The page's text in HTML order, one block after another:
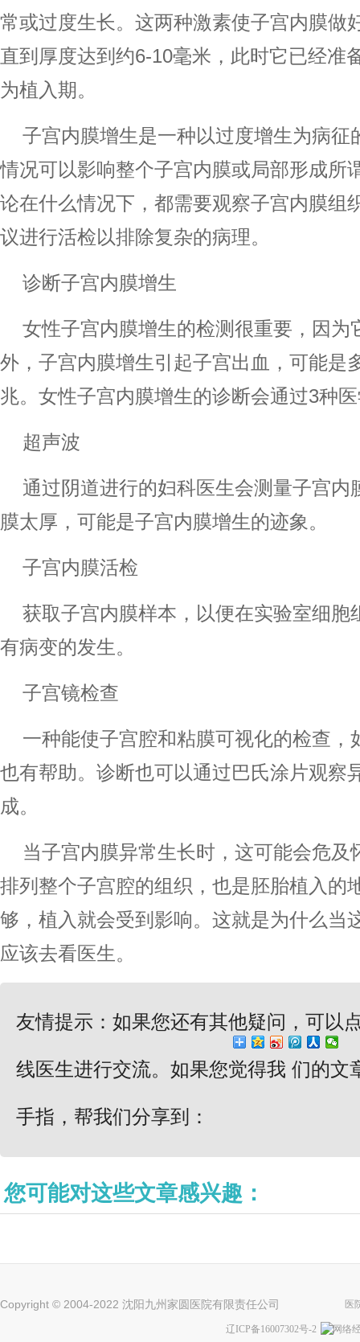
常或过度生长。这两种激素使子宫内膜做
直到厚度达到约6-10毫米，此时它已经准
为植入期。
子宫内膜增生是一种以过度增生为病征
情况可以影响整个子宫内膜或局部形成所
论在什么情况下，都需要观察子宫内膜组
议进行活检以排除复杂的病理。
诊断子宫内膜增生
女性子宫内膜增生的检测很重要，因为
外，子宫内膜增生引起子宫出血，可能是
兆。女性子宫内膜增生的诊断会通过3种
超声波
通过阴道进行的妇科医生会测量子宫内
膜太厚，可能是子宫内膜增生的迹象。
子宫内膜活检
获取子宫内膜样本，以便在实验室细胞
有病变的发生。
子宫镜检查
一种能使子宫腔和粘膜可视化的检查，
也有帮助。诊断也可以通过巴氏涂片观察
成。
当子宫内膜异常生长时，这可能会危及
排列整个子宫腔的组织，也是胚胎植入的
够，植入就会受到影响。这就是为什么当
应该去看医生。
友情提示：如果您还有其他疑问，可以
线医生进行交流。如果您觉得我 们的文
手指，帮我们分享到：
您可能对这些文章感兴趣：
Copyright © 2004-2022 沈阳九州家圆医院有限责任公司 医
辽ICP备16007302号-2